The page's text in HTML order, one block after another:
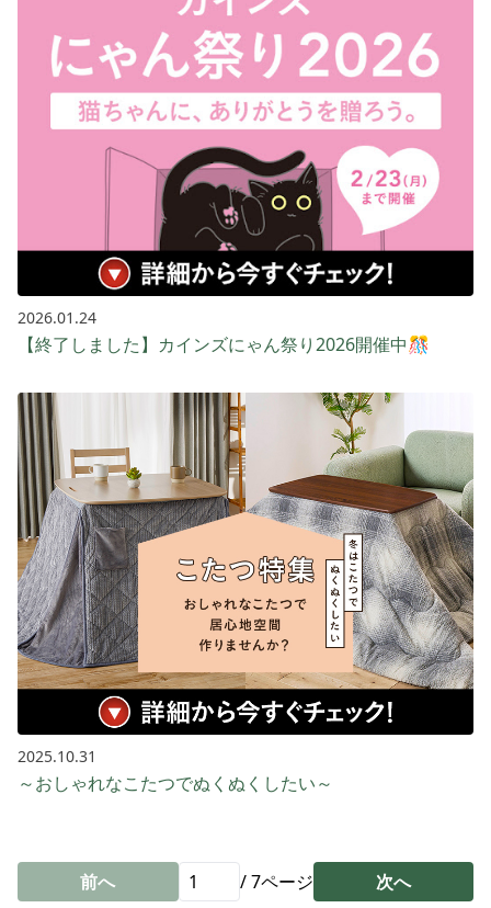
2026.01.24
【終了しました】カインズにゃん祭り2026開催中🎊
2025.10.31
～おしゃれなこたつでぬくぬくしたい～
前へ /7ページ 次へ